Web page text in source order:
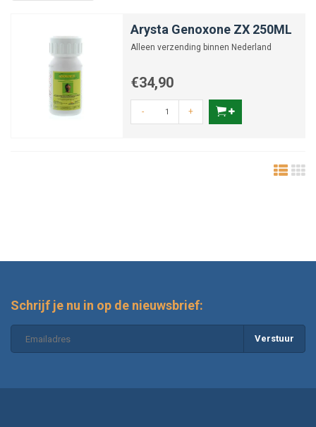
Arysta Genoxone ZX 250ML
Alleen verzending binnen Nederland
€34,90
- +
Schrijf je nu in op de nieuwsbrief:
Verstuur